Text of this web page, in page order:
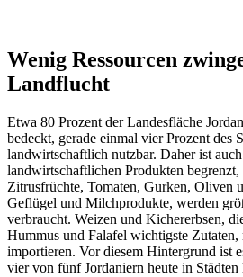
Wenig Ressourcen
Landflucht
Etwa 80 Prozent der Landesfläche
bedeckt, gerade einmal vier Prozent des
landwirtschaftlich nutzbar. Daher ist
landwirtschaftlichen Produkten begrenzt,
Zitrusfrüchte, Tomaten, Gurken, Oliven
Geflügel und Milchprodukte, werden
verbraucht. Weizen und Kichererbsen,
Hummus und Falafel wichtigste
importieren. Vor diesem Hintergrund ist
vier von fünf Jordaniern heute in Städten